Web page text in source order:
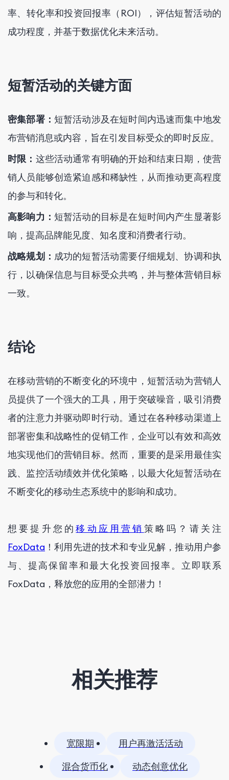
率、转化率和投资回报率（ROI），评估短暂活动的
成功程度，并基于数据优化未来活动。
短暂活动的关键方面
密集部署： 短暂活动涉及在短时间内迅速而集中地发
布营销消息或内容，旨在引发目标受众的即时反应。
时限： 这些活动通常有明确的开始和结束日期，使营
销人员能够创造紧迫感和稀缺性，从而推动更高程度
的参与和转化。
高影响力： 短暂活动的目标是在短时间内产生显著影
响，提高品牌能见度、知名度和消费者行动。
战略规划： 成功的短暂活动需要仔细规划、协调和执
行，以确保信息与目标受众共鸣，并与整体营销目标
一致。
结论
在移动营销的不断变化的环境中，短暂活动为营销人
员提供了一个强大的工具，用于突破噪音，吸引消费
者的注意力并驱动即时行动。通过在各种移动渠道上
部署密集和战略性的促销工作，企业可以有效和高效
地实现他们的营销目标。然而，重要的是采用最佳实
践、监控活动绩效并优化策略，以最大化短暂活动在
不断变化的移动生态系统中的影响和成功。
想要提升您的移动应用营销 策略吗？请关注
FoxData ！利用先进的技术和专业见解，推动用户参
与、提高保留率和最大化投资回报率。立即联系
FoxData，释放您的应用的全部潜力！
相关推荐
宽限期
用户再激活活动
混合货币化
动态创意优化